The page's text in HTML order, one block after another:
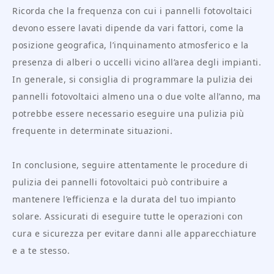
Ricorda che la frequenza con cui i pannelli fotovoltaici
devono essere lavati dipende da vari fattori, come la
posizione geografica, l’inquinamento atmosferico e la
presenza di alberi o uccelli vicino all’area degli impianti.
In generale, si consiglia di programmare la pulizia dei
pannelli fotovoltaici almeno una o due volte all’anno, ma
potrebbe essere necessario eseguire una pulizia più
frequente in determinate situazioni.
In conclusione, seguire attentamente le procedure di
pulizia dei pannelli fotovoltaici può contribuire a
mantenere l’efficienza e la durata del tuo impianto
solare. Assicurati di eseguire tutte le operazioni con
cura e sicurezza per evitare danni alle apparecchiature
e a te stesso.